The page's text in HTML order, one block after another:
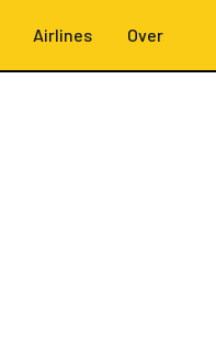
Airlines Over